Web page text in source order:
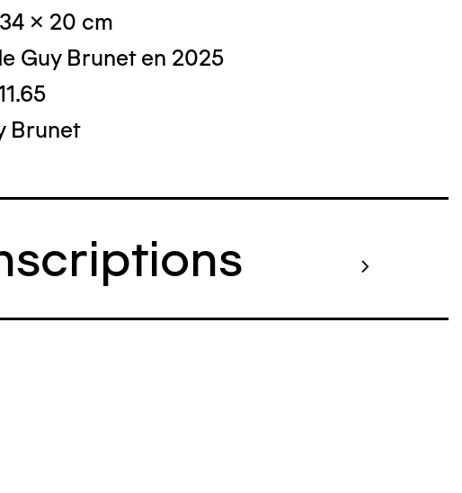
photo : Nicolas Dewitte/LaM Lille métropole
moderne d’art contemporain et d’art brut
x 20 cm
Guy Brunet en 2025
Brunet